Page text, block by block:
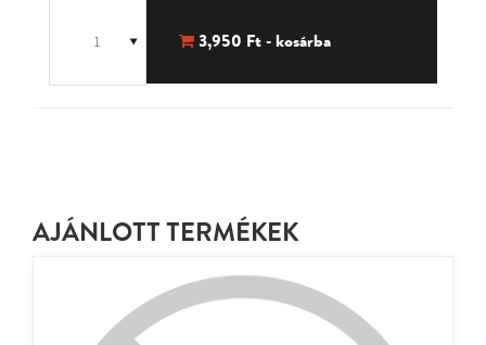
3,950 Ft - kosárba
AJÁNLOTT TERMÉKEK